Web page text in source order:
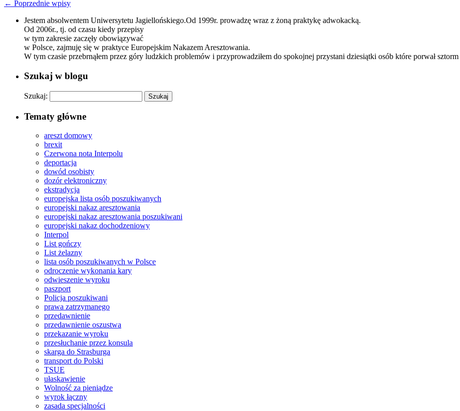
← Poprzednie wpisy
Jestem absolwentem Uniwersytetu Jagiellońskiego.Od 1999r. prowadzę wraz z żoną praktykę adwokacką.
Od 2006r., tj. od czasu kiedy przepisy
w tym zakresie zaczęły obowiązywać
w Polsce, zajmuję się w praktyce Europejskim Nakazem Aresztowania.
W tym czasie przebrnąłem przez góry ludzkich problemów i przyprowadziłem do spokojnej przystani dziesiątki osób które porwał
Szukaj w blogu
Szukaj:
Tematy główne
areszt domowy
brexit
Czerwona nota Interpolu
deportacja
dowód osobisty
dozór elektroniczny
ekstradycja
europejska lista osób poszukiwanych
europejski nakaz aresztowania
europejski nakaz aresztowania poszukiwani
europejski nakaz dochodzeniowy
Interpol
List gończy
List żelazny
lista osób poszukiwanych w Polsce
odroczenie wykonania kary
odwieszenie wyroku
paszport
Policja poszukiwani
prawa zatrzymanego
przedawnienie
przedawnienie oszustwa
przekazanie wyroku
przesłuchanie przez konsula
skarga do Strasburga
transport do Polski
TSUE
ułaskawienie
Wolność za pieniądze
wyrok łączny
zasada specjalności